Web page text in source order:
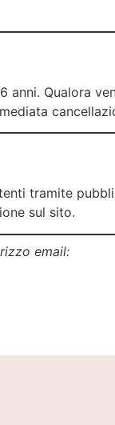
anni. Qualora
tramite
sul sito.
email: